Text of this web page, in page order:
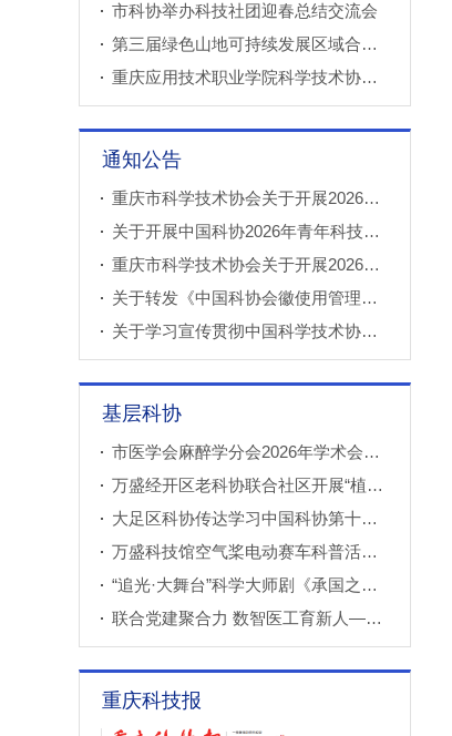
市科协举办科技社团迎春总结交流会
第三届绿色山地可持续发展区域合作国际论坛成功举办
重庆应用技术职业学院科学技术协会正式成立
通知公告
重庆市科学技术协会关于开展2026年科普创新实验室建设项目申报工作的通知
关于开展中国科协2026年青年科技人才培育工程工程师专项计划推荐工作的通知
重庆市科学技术协会关于开展2026年科技小院申报推荐工作的通知
关于转发《中国科协会徽使用管理规定》的通知
关于学习宣传贯彻中国科学技术协会第十一次全国代表大会精神的通知
基层科协
市医学会麻醉学分会2026年学术会议成功召开
万盛经开区老科协联合社区开展“植物奇妙世界”青少年科普教育课
大足区科协传达学习中国科协第十一次全国代表大会精神
万盛科技馆空气桨电动赛车科普活动进社区
“追光·大舞台”科学大师剧《承国之书》云阳、巫溪巡演成功
联合党建聚合力 数智医工育新人——重庆西部数智医疗研究院开展庆“七一”联合主题党（团）日暨正确政绩观专题学习交流活动
重庆科技报